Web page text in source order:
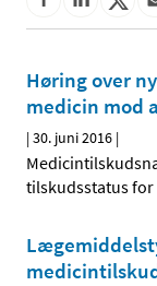
Høring over
medicin mod
|30. juni 2016 |
tilskudsstatus for